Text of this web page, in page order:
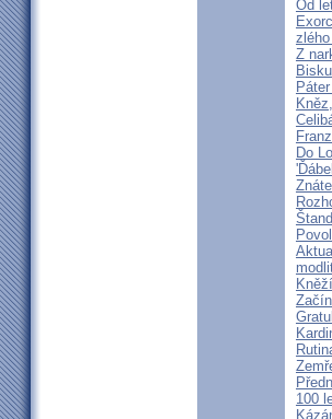
Od
Z
Do
100